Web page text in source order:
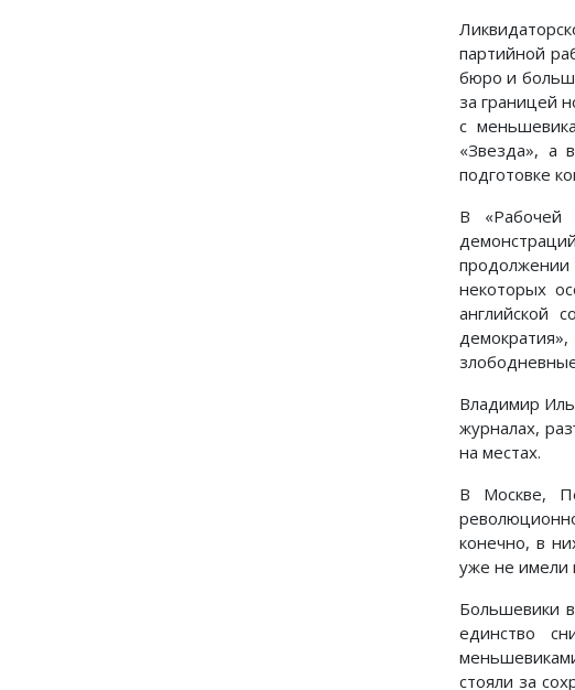
партийной
бюро и
за границей
с
«Звезда», а
подготовке
В «Рабочей
некоторых
английской
демократия»,
Владимир
журналах,
на местах.
В Москве,
конечно, в
уже не имели
Большевики
единство
стояли за